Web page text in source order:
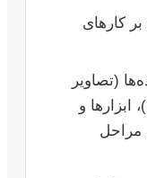
کارهای
(تصاویر
ابزارها و
مراحل